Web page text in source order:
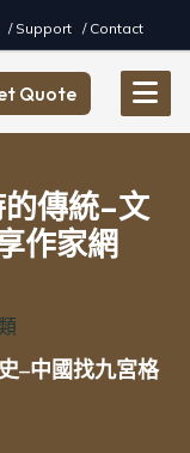
/ Support / Contact
Quote
傳統–文
作家網
–中國找九宮格